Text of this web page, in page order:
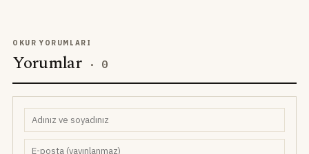
OKUR YORUMLARI
Yorumlar · 0